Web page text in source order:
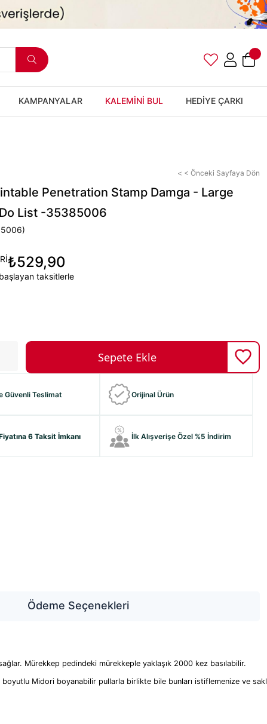
KAMPANYALAR KALEMİNİ BUL HEDİYE ÇARKI
< < Önceki Sayfaya Dön
Penetration Stamp Damga - Large
List -35385006
₺529,90
taksitlerle
Güvenli Teslimat Orijinal Ürün
6 Taksit İmkanı İlk Alışverişe Özel %5 İndirim
Ödeme Seçenekleri
Mürekkep pedindeki mürekkeple yaklaşık 2000 kez basılabilir.
Midori boyanabilir pullarla birlikte bile bunları istiflemenize ve